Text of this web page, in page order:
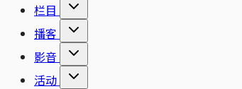
栏目
播客
影音
活动